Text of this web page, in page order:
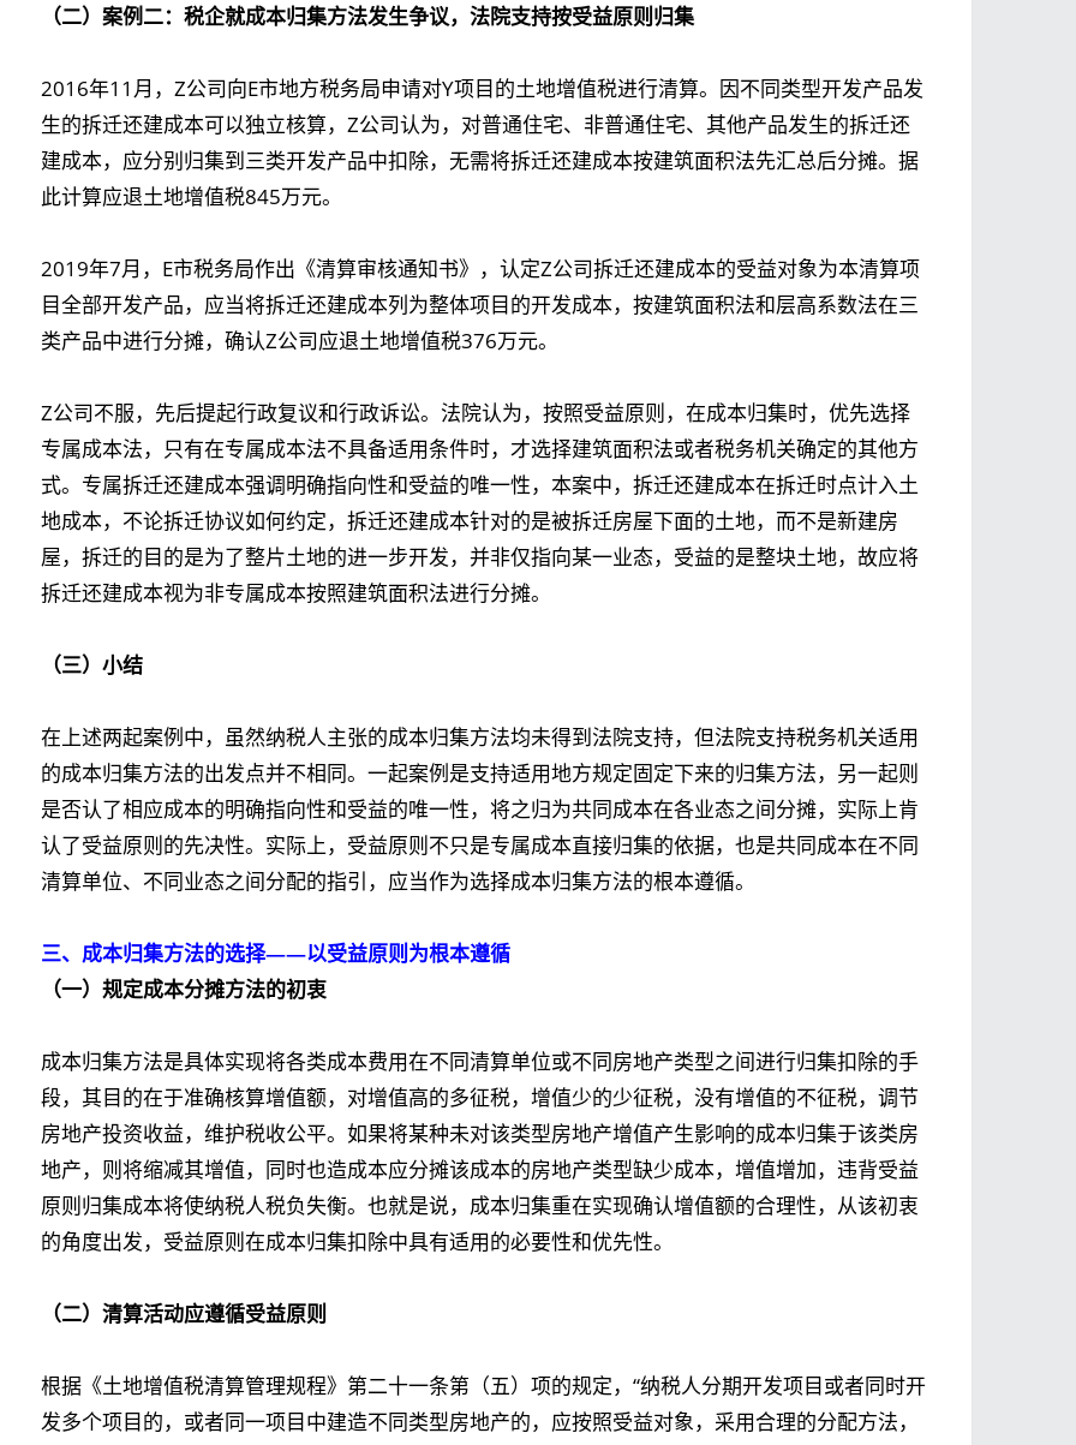
（二）案例二：税企就成本归集方法发生争议，法院支持按受益原则归集
2016年11月，Z公司向E市地方税务局申请对Y项目的土地增值税进行清算。因不同类型开发产品发
生的拆迁还建成本可以独立核算，Z公司认为，对普通住宅、非普通住宅、其他产品发生的拆迁还
建成本，应分别归集到三类开发产品中扣除，无需将拆迁还建成本按建筑面积法先汇总后分摊。据
此计算应退土地增值税845万元。
2019年7月，E市税务局作出《清算审核通知书》，认定Z公司拆迁还建成本的受益对象为本清算项
目全部开发产品，应当将拆迁还建成本列为整体项目的开发成本，按建筑面积法和层高系数法在三
类产品中进行分摊，确认Z公司应退土地增值税376万元。
Z公司不服，先后提起行政复议和行政诉讼。法院认为，按照受益原则，在成本归集时，优先选择
专属成本法，只有在专属成本法不具备适用条件时，才选择建筑面积法或者税务机关确定的其他方
式。专属拆迁还建成本强调明确指向性和受益的唯一性，本案中，拆迁还建成本在拆迁时点计入土
地成本，不论拆迁协议如何约定，拆迁还建成本针对的是被拆迁房屋下面的土地，而不是新建房
屋，拆迁的目的是为了整片土地的进一步开发，并非仅指向某一业态，受益的是整块土地，故应将
拆迁还建成本视为非专属成本按照建筑面积法进行分摊。
（三）小结
在上述两起案例中，虽然纳税人主张的成本归集方法均未得到法院支持，但法院支持税务机关适用
的成本归集方法的出发点并不相同。一起案例是支持适用地方规定固定下来的归集方法，另一起则
是否认了相应成本的明确指向性和受益的唯一性，将之归为共同成本在各业态之间分摊，实际上肯
认了受益原则的先决性。实际上，受益原则不只是专属成本直接归集的依据，也是共同成本在不同
清算单位、不同业态之间分配的指引，应当作为选择成本归集方法的根本遵循。
三、成本归集方法的选择——以受益原则为根本遵循
（一）规定成本分摊方法的初衷
成本归集方法是具体实现将各类成本费用在不同清算单位或不同房地产类型之间进行归集扣除的手
段，其目的在于准确核算增值额，对增值高的多征税，增值少的少征税，没有增值的不征税，调节
房地产投资收益，维护税收公平。如果将某种未对该类型房地产增值产生影响的成本归集于该类房
地产，则将缩减其增值，同时也造成本应分摊该成本的房地产类型缺少成本，增值增加，违背受益
原则归集成本将使纳税人税负失衡。也就是说，成本归集重在实现确认增值额的合理性，从该初衷
的角度出发，受益原则在成本归集扣除中具有适用的必要性和优先性。
（二）清算活动应遵循受益原则
根据《土地增值税清算管理规程》第二十一条第（五）项的规定，“纳税人分期开发项目或者同时开
发多个项目的，或者同一项目中建造不同类型房地产的，应按照受益对象，采用合理的分配方法，